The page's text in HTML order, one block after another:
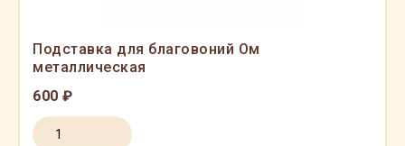
Подставка для благовоний Ом
металлическая
600 ₽